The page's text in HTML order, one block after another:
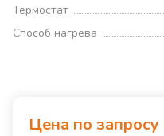
Термостат
Способ нагрева
Цена по запросу